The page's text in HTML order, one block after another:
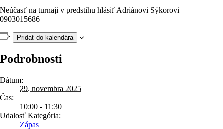
Neúčasť na turnaji v predstihu hlásiť Adriánovi Sýkorovi –
0903015686
Pridať do kalendára
Podrobnosti
Dátum:
29. novembra 2025
Čas:
10:00 - 11:30
Udalosť Kategória:
Zápas